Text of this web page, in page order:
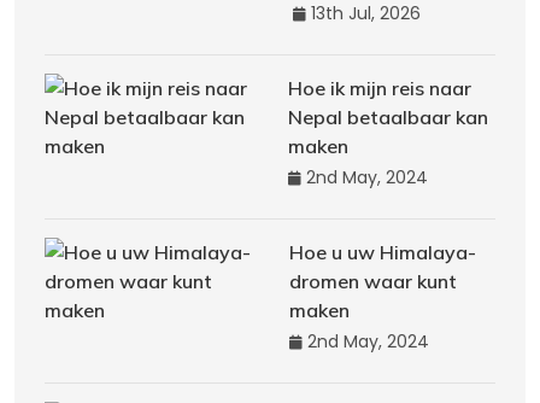
13th Jul, 2026
Hoe ik mijn reis naar
Nepal betaalbaar kan
maken
2nd May, 2024
Hoe u uw Himalaya-
dromen waar kunt
maken
2nd May, 2024